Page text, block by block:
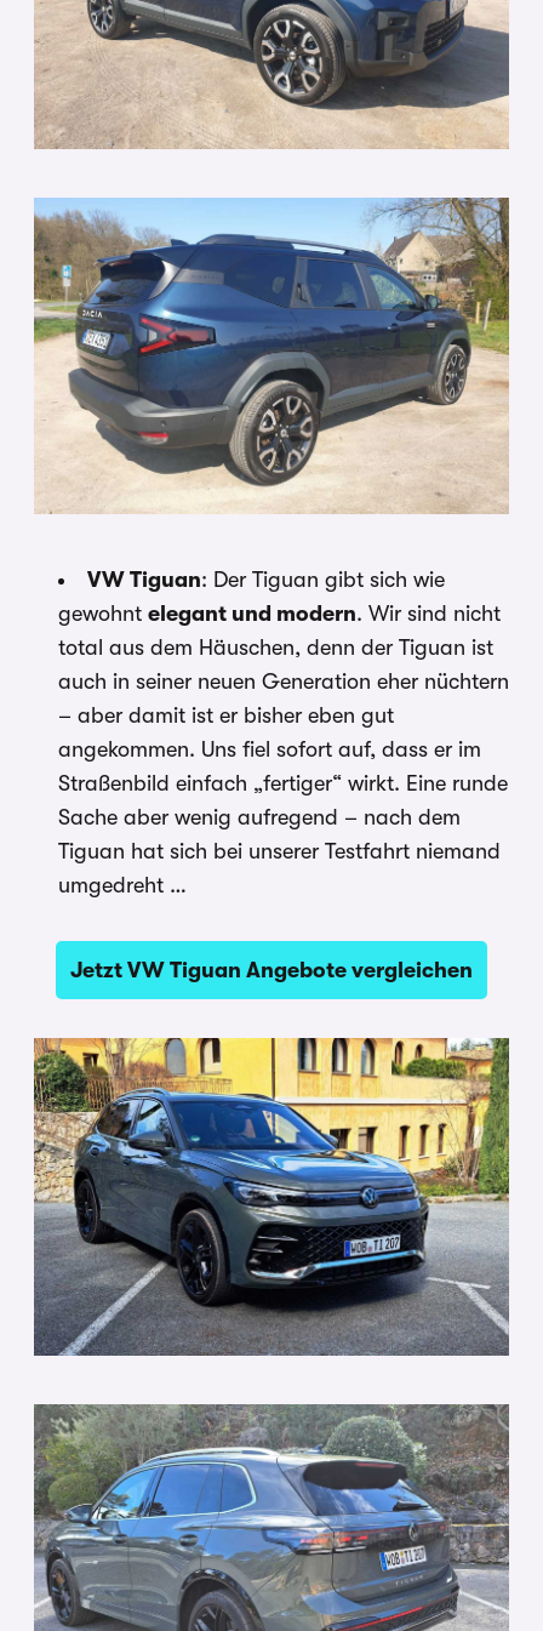
VW Tiguan: Der Tiguan gibt sich wie
gewohnt elegant und modern. Wir sind nicht
total aus dem Häuschen, denn der Tiguan ist
auch in seiner neuen Generation eher nüchtern
– aber damit ist er bisher eben gut
angekommen. Uns fiel sofort auf, dass er im
Straßenbild einfach „fertiger“ wirkt. Eine runde
Sache aber wenig aufregend – nach dem
Tiguan hat sich bei unserer Testfahrt niemand
umgedreht …
Jetzt VW Tiguan Angebote vergleichen